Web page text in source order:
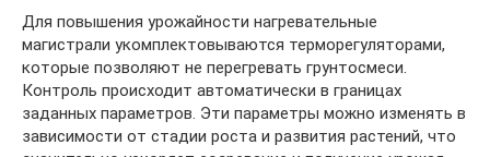
Для повышения урожайности нагревательные
магистрали укомплектовываются терморегуляторами,
которые позволяют не перегревать грунтосмеси.
Контроль происходит автоматически в границах
заданных параметров. Эти параметры можно изменять в
зависимости от стадии роста и развития растений, что